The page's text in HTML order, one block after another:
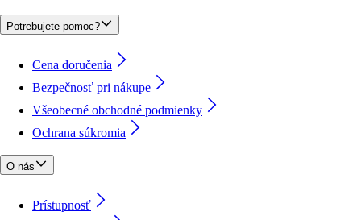
Potrebujete pomoc?
Cena doručenia
Bezpečnosť pri nákupe
Všeobecné obchodné podmienky
Ochrana súkromia
O nás
Prístupnosť